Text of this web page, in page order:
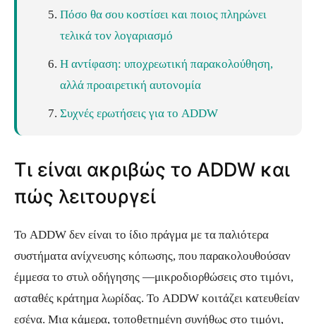
Πόσο θα σου κοστίσει και ποιος πληρώνει
τελικά τον λογαριασμό
Η αντίφαση: υποχρεωτική παρακολούθηση,
αλλά προαιρετική αυτονομία
Συχνές ερωτήσεις για το ADDW
Τι είναι ακριβώς το ADDW και
πώς λειτουργεί
Το ADDW δεν είναι το ίδιο πράγμα με τα παλιότερα
συστήματα ανίχνευσης κόπωσης, που παρακολουθούσαν
έμμεσα το στυλ οδήγησης —μικροδιορθώσεις στο τιμόνι,
ασταθές κράτημα λωρίδας. Το ADDW κοιτάζει κατευθείαν
εσένα. Μια κάμερα, τοποθετημένη συνήθως στο τιμόνι,